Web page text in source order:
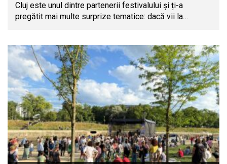
Cluj este unul dintre partenerii festivalului și ți-a
pregătit mai multe surprize tematice: dacă vii la…